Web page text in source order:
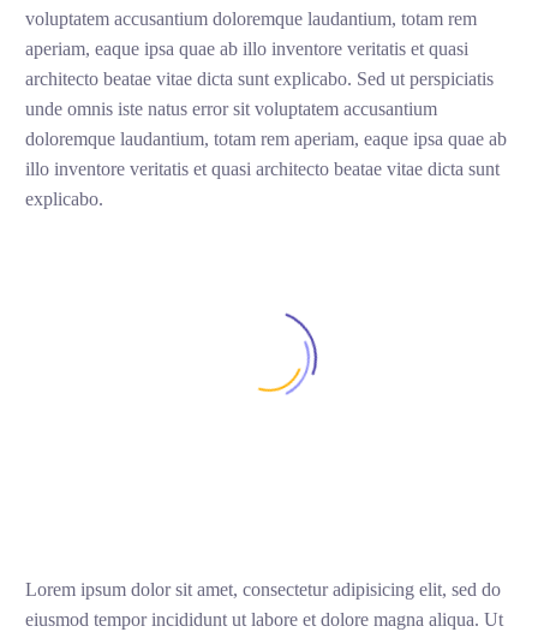
voluptatem accusantium doloremque laudantium, totam rem
aperiam, eaque ipsa quae ab illo inventore veritatis et quasi
architecto beatae vitae dicta sunt explicabo. Sed ut perspiciatis
unde omnis iste natus error sit voluptatem accusantium
doloremque laudantium, totam rem aperiam, eaque ipsa quae ab
illo inventore veritatis et quasi architecto beatae vitae dicta sunt
explicabo.
Lorem ipsum dolor sit amet, consectetur adipisicing elit, sed do
eiusmod tempor incididunt ut labore et dolore magna aliqua. Ut